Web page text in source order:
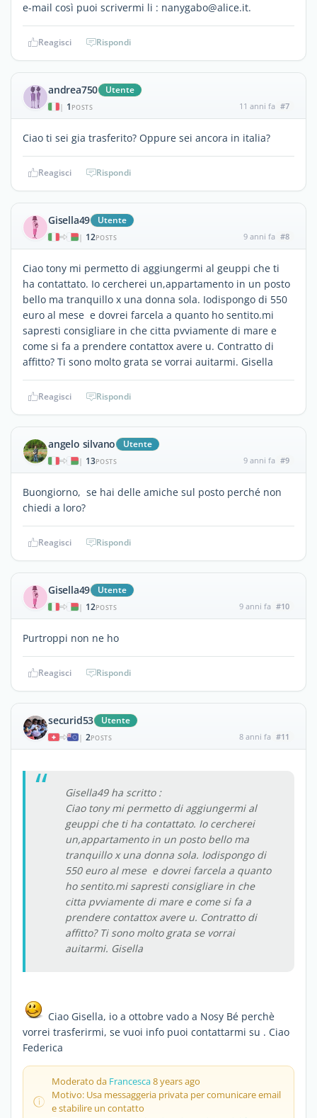
e-mail così puoi scrivermi li : nanygabo@alice.it.
Reagisci Rispondi
andrea750 Utente
| 1 POSTS 11 anni fa #7
Ciao ti sei gia trasferito? Oppure sei ancora in italia?
Reagisci Rispondi
Gisella49 Utente
| 12POSTS 9 anni fa #8
Ciao tony mi permetto di aggiungermi al geuppi che ti
ha contattato. Io cercherei un,appartamento in un posto
bello ma tranquillo x una donna sola. Iodispongo di 550
euro al mese e dovrei farcela a quanto ho sentito.mi
sapresti consigliare in che citta pvviamente di mare e
come si fa a prendere contattox avere u. Contratto di
affitto? Ti sono molto grata se vorrai auitarmi. Gisella
Reagisci Rispondi
angelo silvano Utente
| 13POSTS 9 anni fa #9
Buongiorno, se hai delle amiche sul posto perché non
chiedi a loro?
Reagisci Rispondi
Gisella49 Utente
| 12POSTS 9 anni fa #10
Purtroppi non ne ho
Reagisci Rispondi
securid53 Utente
| 2POSTS 8 anni fa #11
Gisella49 ha scritto :
Ciao tony mi permetto di aggiungermi al
geuppi che ti ha contattato. Io cercherei
un,appartamento in un posto bello ma
tranquillo x una donna sola. Iodispongo di
550 euro al mese e dovrei farcela a quanto
ho sentito.mi sapresti consigliare in che
citta pvviamente di mare e come si fa a
prendere contattox avere u. Contratto di
affitto? Ti sono molto grata se vorrai
auitarmi. Gisella
Ciao Gisella, io a ottobre vado a Nosy Bé perchè
vorrei trasferirmi, se vuoi info puoi contattarmi su . Ciao
Federica
Moderato da Francesca8 years ago
Motivo: Usa messaggeria privata per comunicare email
e stabilire un contatto